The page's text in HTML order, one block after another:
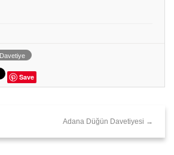
Save
Adana Düğün Davetiyesi →